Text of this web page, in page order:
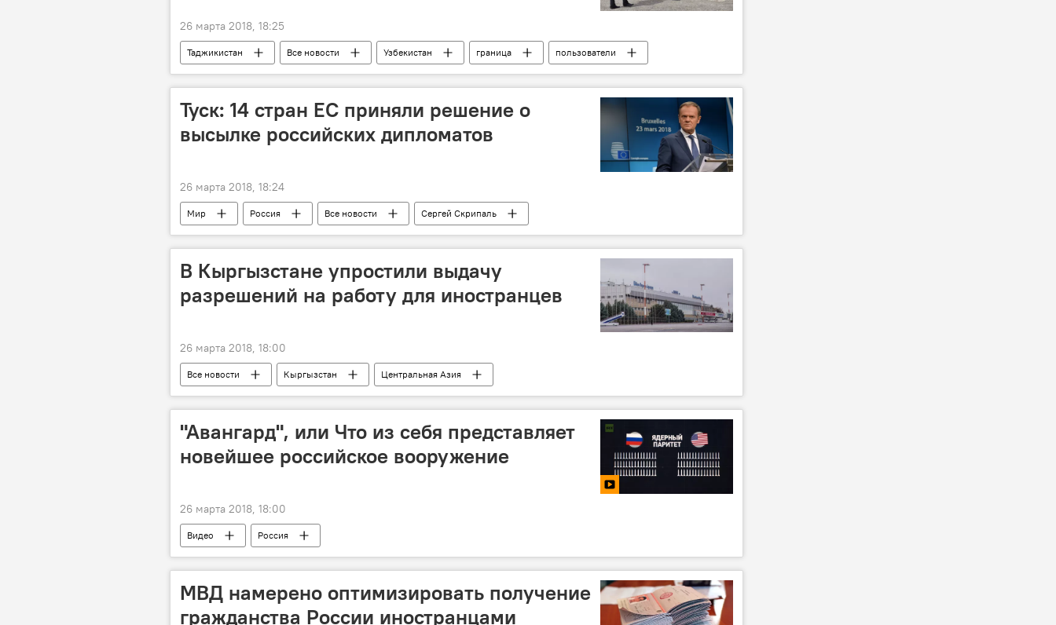
26 марта 2018, 18:25
Таджикистан Все новости Узбекистан граница
пользователи
Узбекистан и Таджикистан: новости
Центральная Азия соцсети
Туск: 14 стран ЕС приняли решение о
высылке российских дипломатов
26 марта 2018, 18:24
Мир Россия Все новости Сергей Скрипаль
В Кыргызстане упростили выдачу
разрешений на работу для иностранцев
26 марта 2018, 18:00
Все новости Кыргызстан Центральная Азия
"Авангард", или Что из себя представляет
новейшее российское вооружение
26 марта 2018, 18:00
Видео Россия
МВД намерено оптимизировать получение
гражданства России иностранцами